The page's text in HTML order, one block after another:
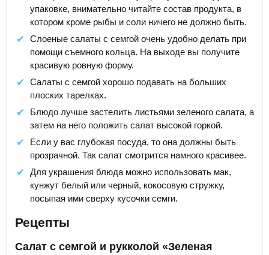
упаковке, внимательно читайте состав продукта, в
котором кроме рыбы и соли ничего не должно быть.
Слоеные салаты с семгой очень удобно делать при
помощи съемного кольца. На выходе вы получите
красивую ровную форму.
Салаты с семгой хорошо подавать на больших
плоских тарелках.
Блюдо лучше застелить листьями зеленого салата, а
затем на него положить салат высокой горкой.
Если у вас глубокая посуда, то она должны быть
прозрачной. Так салат смотрится намного красивее.
Для украшения блюда можно использовать мак,
кунжут белый или черный, кокосовую стружку,
посыпая ими сверху кусочки семги.
Рецепты
Салат с семгой и рукколой «Зеленая